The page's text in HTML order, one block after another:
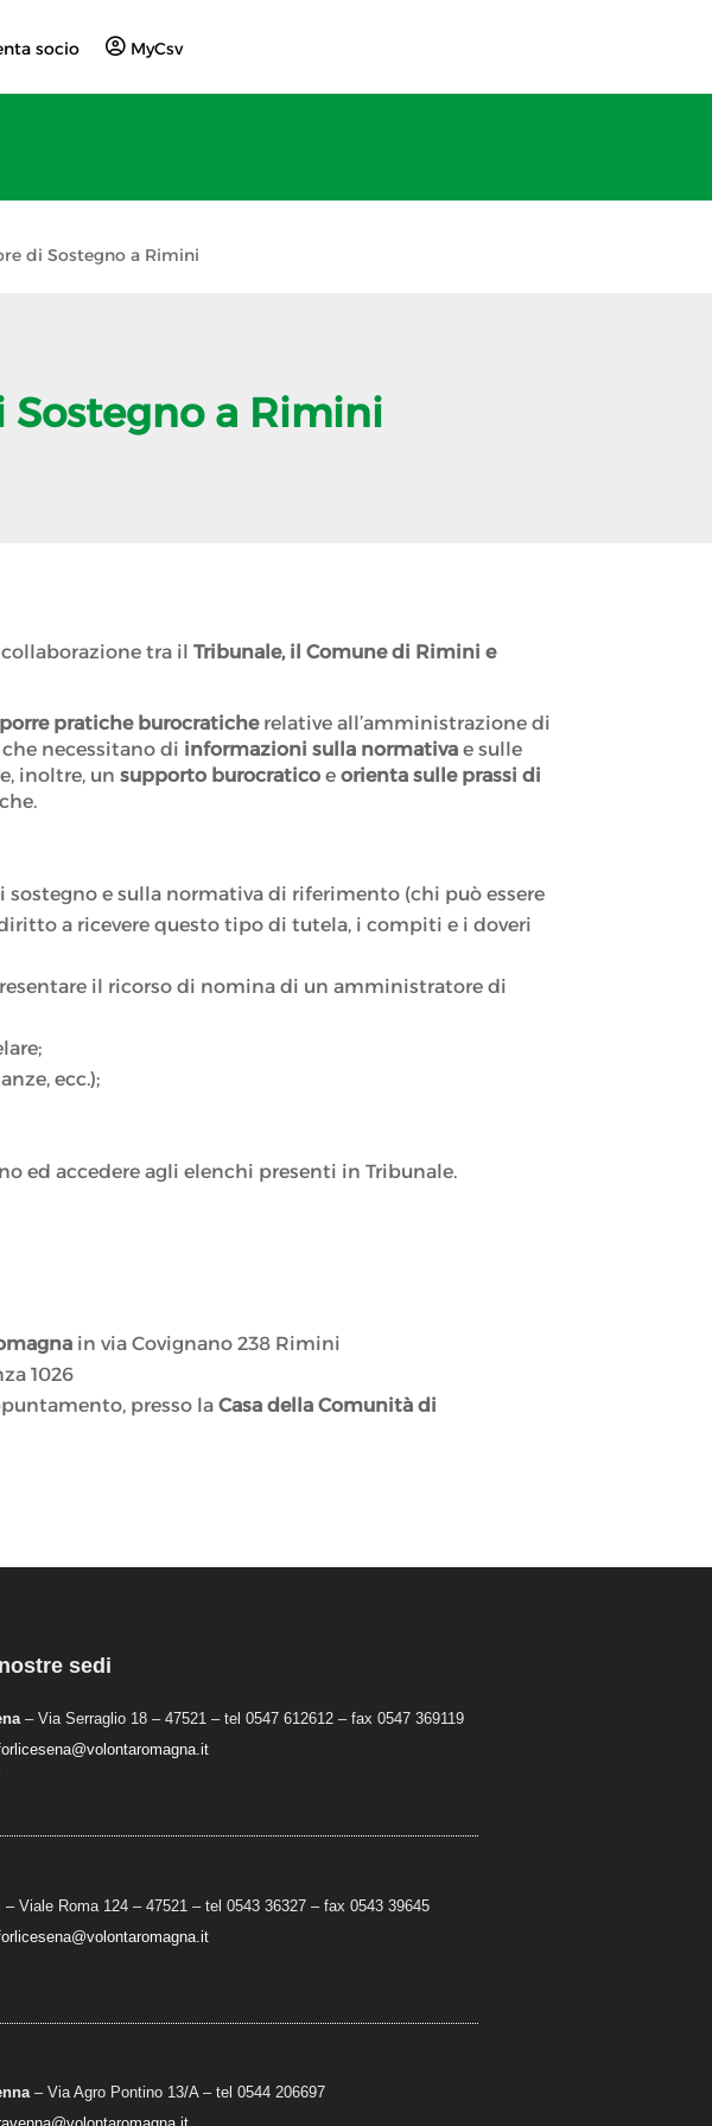
socio MyCsv
di Sostegno a Rimini
a Rimini
collaborazione tra ilTribunale, il Comune di Rimini e
pratiche burocraticherelative all’amministrazione di
necessitano di informazioni sulla normativa e sulle
inoltre, unsupporto burocratico eorienta sulle prassi di
e sulla normativa di riferimento (chi può essere
a ricevere questo tipo di tutela, i compiti e i doveri
il ricorso di nomina di un amministratore di
ecc.);
ed accedere agli elenchi presenti in Tribunale.
in via Covignano 238 Rimini
1026
presso laCasa della Comunità di
sedi
– Via Serraglio 18 – 47521 – tel 0547 612612 – fax 0547 369119
– Viale Roma 124 – 47521 – tel 0543 36327 – fax 0543 39645
– Via Agro Pontino 13/A– tel 0544 206697